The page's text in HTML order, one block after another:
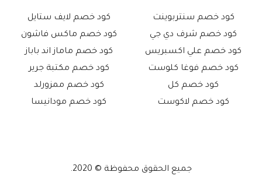
كود خصم سنتربوينت
كود خصم شرف دي جي
كود خصم علي اكسبريس
كود خصم فوغا كلوست
كود خصم كل
كود خصم لاكوست
كود خصم لايف ستايل
كود خصم ماكس فاشون
كود خصم ماماز اند باباز
كود خصم مكتبة جرير
كود خصم ممزورلد
كود خصم مودانيسا
جميع الحقوق محفوظة © 2020.